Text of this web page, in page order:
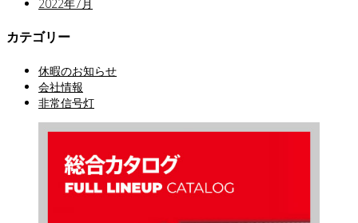
2022年7月
カテゴリー
休暇のお知らせ
会社情報
非常信号灯